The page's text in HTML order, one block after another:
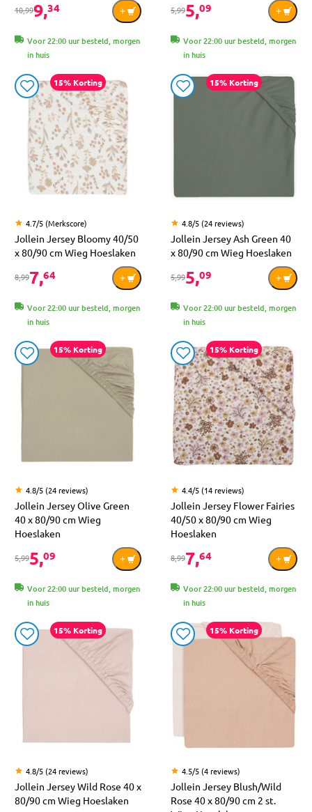
10,999,34
Voor 22:00 uur besteld, morgen
in huis
5,995,09
Voor 22:00 uur besteld, morgen
in huis
15% Korting
4.7/5 (Merkscore)
Jollein Jersey Bloomy 40/50
x 80/90 cm Wieg Hoeslaken
8,997,64
Voor 22:00 uur besteld, morgen
in huis
15% Korting
4.8/5 (24 reviews)
Jollein Jersey Ash Green 40
x 80/90 cm Wieg Hoeslaken
5,995,09
Voor 22:00 uur besteld, morgen
in huis
15% Korting
4.8/5 (24 reviews)
Jollein Jersey Olive Green
40 x 80/90 cm Wieg
Hoeslaken
5,995,09
Voor 22:00 uur besteld, morgen
in huis
15% Korting
4.4/5 (14 reviews)
Jollein Jersey Flower Fairies
40/50 x 80/90 cm Wieg
Hoeslaken
8,997,64
Voor 22:00 uur besteld, morgen
in huis
15% Korting
4.8/5 (24 reviews)
Jollein Jersey Wild Rose 40 x
80/90 cm Wieg Hoeslaken
15% Korting
4.5/5 (4 reviews)
Jollein Jersey Blush/Wild
Rose 40 x 80/90 cm 2 st.